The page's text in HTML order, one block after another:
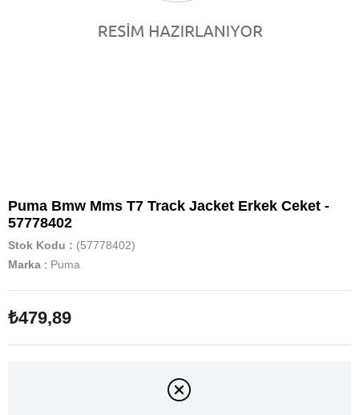
Puma Bmw Mms T7 Track Jacket Erkek Ceket -
57778402
Stok Kodu
(57778402)
Marka : Puma
₺479,89